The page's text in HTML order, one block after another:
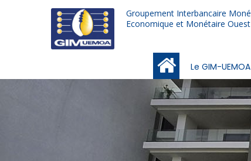
Groupement Interbancaire
Economique et Monétaire
Main
navigationLe GIM-UEMOA